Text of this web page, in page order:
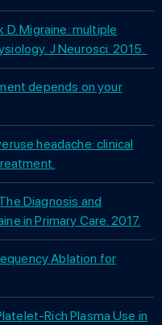
D. Migraine: multiple
J Neurosci. 2015.
depends on your
headache: clinical
Diagnosis and
in Primary Care. 2017.
Ablation for
Rich Plasma Use in